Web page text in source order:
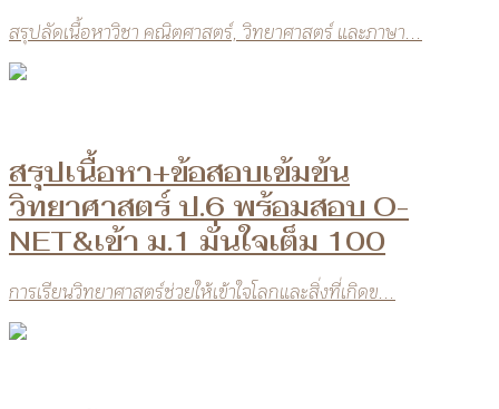
สรุปลัดเนื้อหาวิชา คณิตศาสตร์, วิทยาศาสตร์ และภาษา...
สรุปเนื้อหา+ข้อสอบเข้มข้น
วิทยาศาสตร์ ป.6 พร้อมสอบ O-
NET&เข้า ม.1 มั่นใจเต็ม 100
การเรียนวิทยาศาสตร์ช่วยให้เข้าใจโลกและสิ่งที่เกิดข...